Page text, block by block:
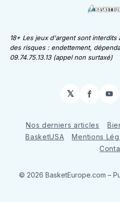
18+ Les jeux d'argent sont
des risques : endettement,
09.74.75.13.13 (appel non surtaxé)
𝕏
Nos derniers articles
BasketUSA
Mentions
© 2026 BasketEurope.com –